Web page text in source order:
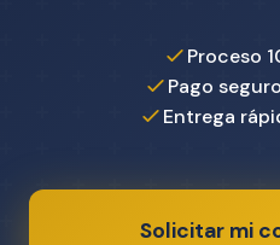
Proceso
Pago
Entrega
Solicitar mi